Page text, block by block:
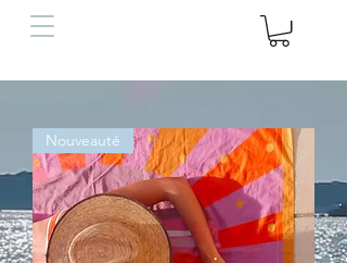
Nouveauté